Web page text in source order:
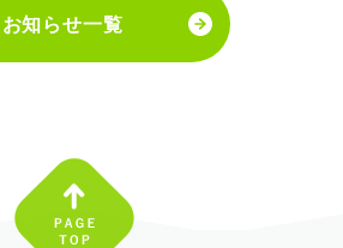
お知らせ一覧